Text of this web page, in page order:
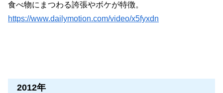
食べ物にまつわる誇張やボケが特徴。
https://www.dailymotion.com/video/x5fyxdn
2012年